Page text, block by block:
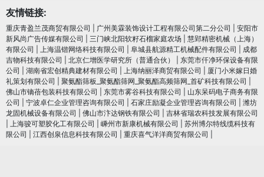
友情链接:
重庆青盈兰茂商贸有限公司 广州美霖装饰设计工程有限公司第二分公司
安阳市
新风尚广告传媒有限公司
三门峡北阳软籽石榴家庭农场
慧郢精密机械（上海）
有限公司
上海温锴网络科技有限公司 阜城县航源精工机械配件有限公司
成都
吉物科技有限公司
北京仁增医学研究所（普通合伙）
东莞市仟净环保设备有限
公司
湖南省宏创精典建材有限公司 上海纳丽泽商贸有限公司
厦门小米嫁日婚
礼策划有限公司
聚氨酯筛板_聚氨酯筛网_聚氨酯高频筛网_首矿科技有限公司
佛山市镝蓓包装科技有限公司
东莞市雾谷科技有限公司
山东呆码电子商务有限
公司
宁波卓仁企业管理咨询有限公司 石家庄励凝企业管理咨询有限公司
潍坊
龙固机械设备有限公司
佛山市汴达钢铁有限公司
吉林省瑞农科技发展有限公司
上海骏可塑胶化工有限公司 嵊州市新康机械有限公司
苏州博尔特线缆科技有
限公司
江西创泉信息科技有限公司 重庆喜气洋洋商贸有限公司